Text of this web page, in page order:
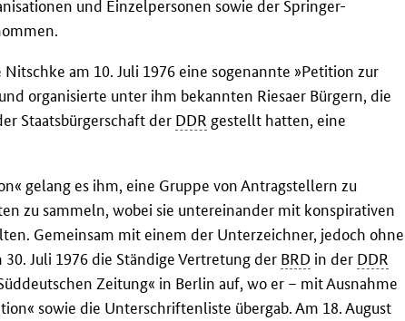
und Einzelpersonen sowie der Springer-
am 10. Juli 1976 eine sogenannte »Petition zur
organisierte unter ihm bekannten Riesaer Bürgern, die
Staatsbürgerschaft der DDR gestellt hatten, eine
gelang es ihm, eine Gruppe von Antragstellern zu
zu sammeln, wobei sie untereinander mit konspirativen
Gemeinsam mit einem der Unterzeichner, jedoch ohne
Juli 1976 die Ständige Vertretung der BRD in der DDR
Zeitung« in Berlin auf, wo er – mit Ausnahme
sowie die Unterschriftenliste übergab. Am 18. August